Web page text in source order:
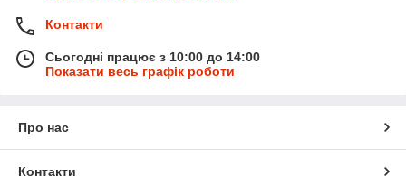
Контакти
Сьогодні працює з 10:00 до 14:00
Показати весь графік роботи
Про нас
Контакти